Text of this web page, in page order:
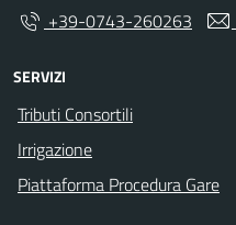
+39-0743-260263
SERVIZI
Tributi Consortili
Irrigazione
Piattaforma Procedura Gare